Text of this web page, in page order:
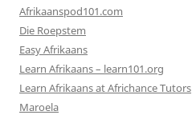
Afrikaanspod101.com
Die Roepstem
Easy Afrikaans
Learn Afrikaans – learn101.org
Learn Afrikaans at Africhance Tutors
Maroela